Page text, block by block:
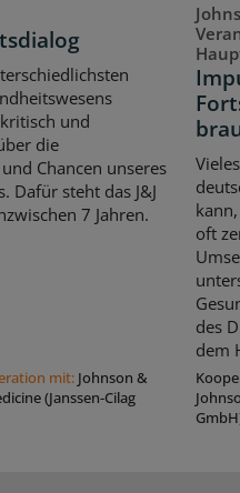
und
die
Chancen unseres
Dafür steht das J&J
7 Jahren.
mit: Johnson &
(Janssen-Cilag
oft
des
dem